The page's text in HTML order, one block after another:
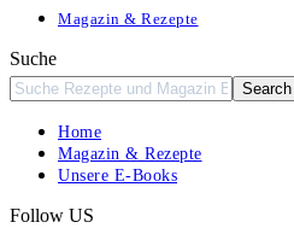
Magazin & Rezepte
Suche
Home
Magazin & Rezepte
Unsere E-Books
Follow US